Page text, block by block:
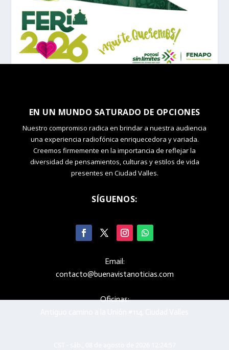
EN UN MUNDO SATURADO DE OPCIONES
Nuestro compromiso radica en brindar a nuestra audiencia
una experiencia radiofónica enriquecedora y variada.
Creemos firmemente en la importancia de reflejar la
diversidad de pensamientos, culturas y estilos de vida
presentes en Ciudad Valles.
SÍGUENOS:
Email:
contacto@buenavistanoticias.com
Oficinas: